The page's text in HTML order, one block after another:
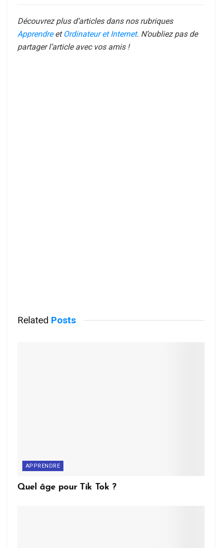
Découvrez plus d’articles dans nos rubriques
Apprendreet Ordinateur et Internet. N’oubliez pas de
partager l’article avec vos amis !
Related Posts
APPRENDRE
Quel âge pour Tik Tok ?